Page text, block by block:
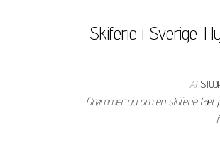
Skiferie i Sverige:
Af
Drømmer du om en skiferie tæt